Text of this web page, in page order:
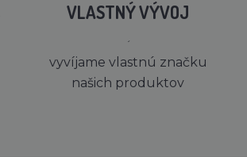
VLASTNÝ VÝVOJ
´
vyvíjame vlastnú značku
našich produktov